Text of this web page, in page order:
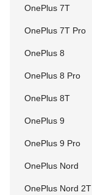
OnePlus 7T
OnePlus 7T Pro
OnePlus 8
OnePlus 8 Pro
OnePlus 8T
OnePlus 9
OnePlus 9 Pro
OnePlus Nord
OnePlus Nord 2T